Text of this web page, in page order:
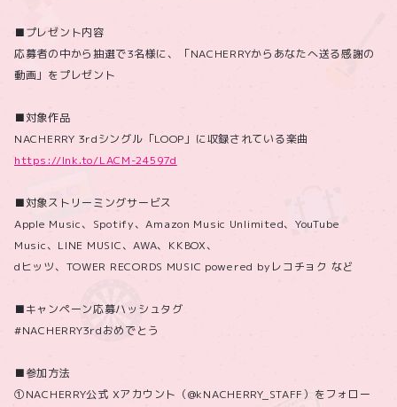
■プレゼント内容
応募者の中から抽選で3名様に、「NACHERRYからあなたへ送る感謝の
動画」をプレゼント
■対象作品
NACHERRY 3rdシングル「LOOP」に収録されている楽曲
https://lnk.to/LACM-24597d
■対象ストリーミングサービス
Apple Music、Spotify、Amazon Music Unlimited、YouTube
Music、LINE MUSIC、AWA、KKBOX、
dヒッツ、TOWER RECORDS MUSIC powered byレコチョク など
■キャンペーン応募ハッシュタグ
#NACHERRY3rdおめでとう
■参加方法
①NACHERRY公式 Xアカウント（@kNACHERRY_STAFF）をフォロー